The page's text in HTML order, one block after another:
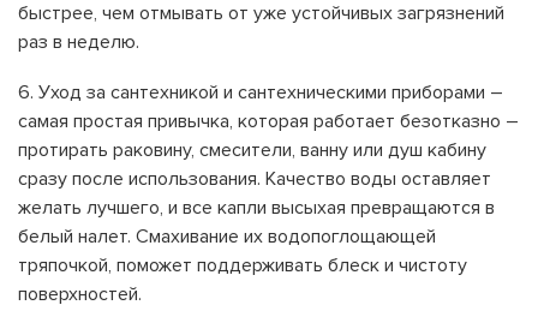
быстрее, чем отмывать от уже устойчивых загрязнений
раз в неделю.
Уход за сантехникой и сантехническими приборами –
самая простая привычка, которая работает безотказно –
протирать раковину, смесители, ванну или душ кабину
сразу после использования. Качество воды оставляет
желать лучшего, и все капли высыхая превращаются в
белый налет. Смахивание их водопоглощающей
тряпочкой, поможет поддерживать блеск и чистоту
поверхностей.